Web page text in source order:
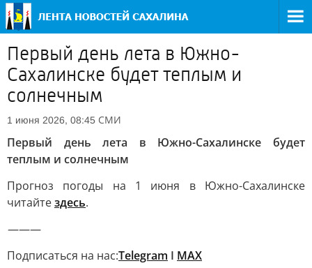
Первый день лета в Южно-
Сахалинске будет теплым и
солнечным
1 июня 2026, 08:45 СМИ
Первый день лета в Южно-Сахалинске будет
теплым и солнечным
Прогноз погоды на 1 июня в Южно-Сахалинске
читайтездесь.
———
Подписаться на нас:Telegram I MAX